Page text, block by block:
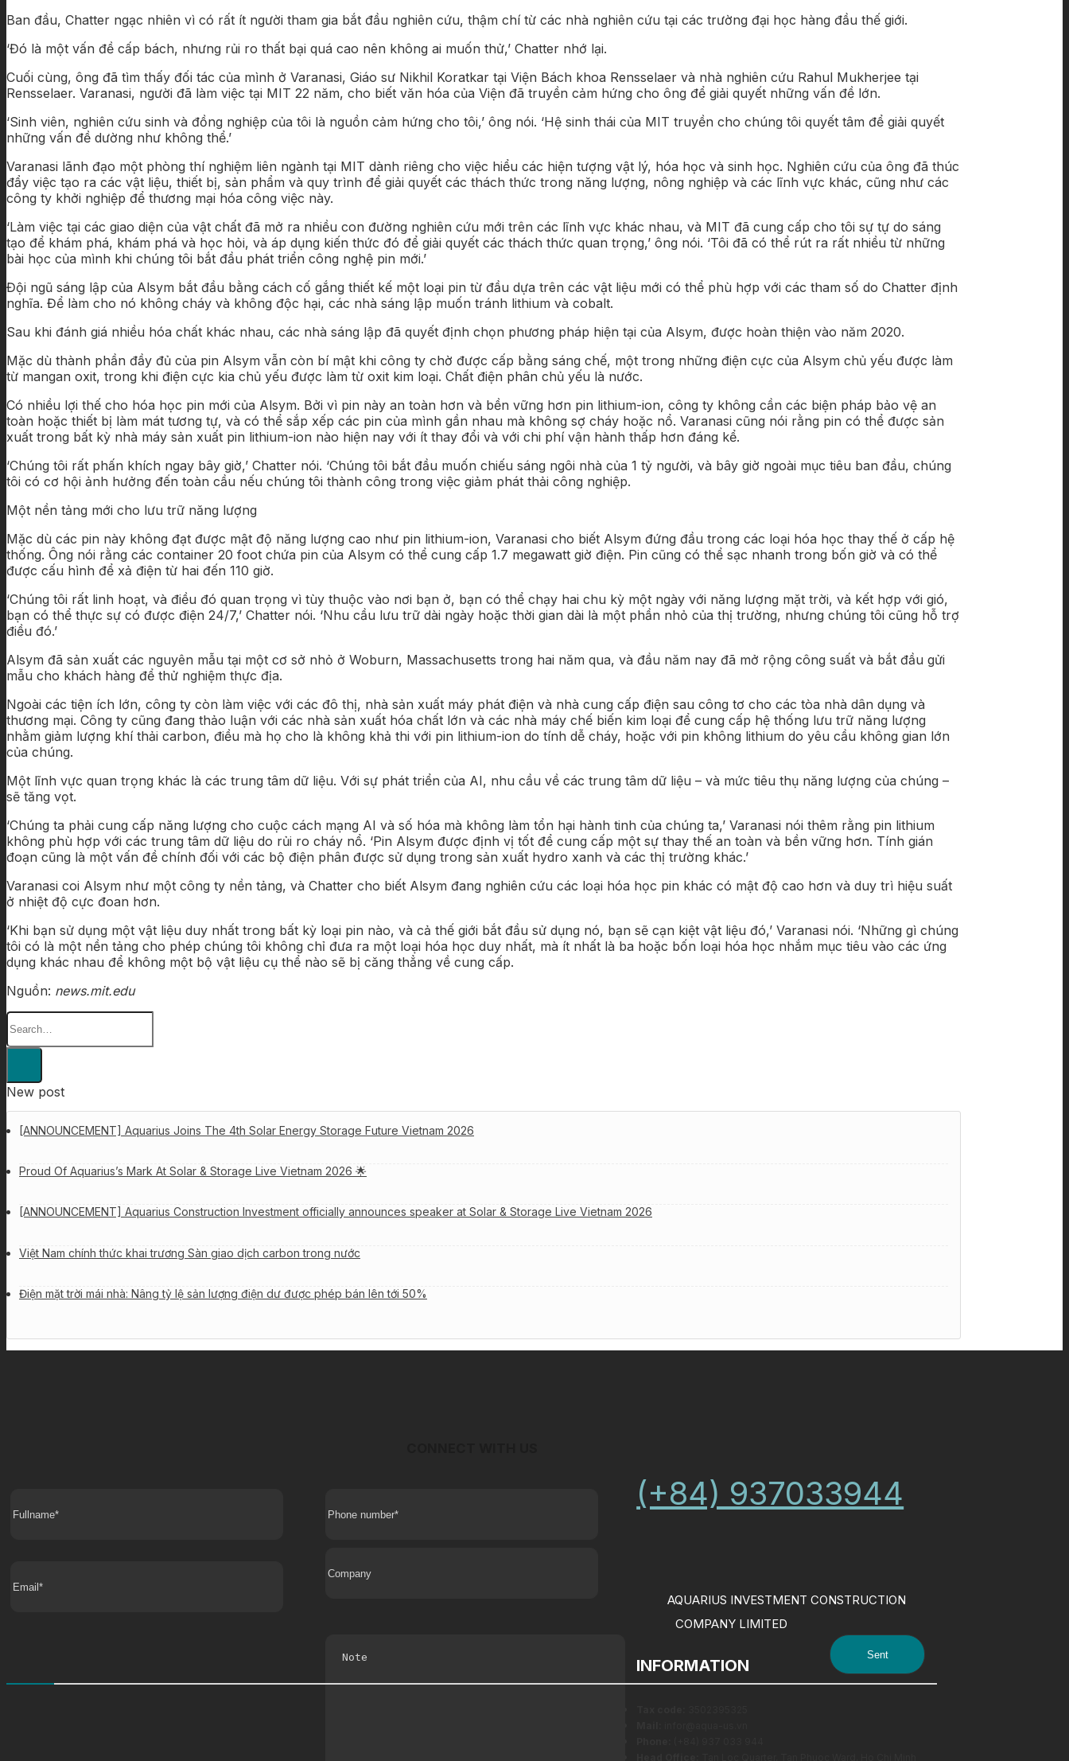
Ban đầu, Chatter ngạc nhiên vì có rất ít người tham gia bắt đầu nghiên cứu, thậm chí từ các nhà nghiên cứu tại các trường đại học hàng đầu thế giới.
‘Đó là một vấn đề cấp bách, nhưng rủi ro thất bại quá cao nên không ai muốn thử,’ Chatter nhớ lại.
Cuối cùng, ông đã tìm thấy đối tác của mình ở Varanasi, Giáo sư Nikhil Koratkar tại Viện Bách khoa Rensselaer và nhà nghiên cứu Rahul Mukherjee tại
Rensselaer. Varanasi, người đã làm việc tại MIT 22 năm, cho biết văn hóa của Viện đã truyền cảm hứng cho ông để giải quyết những vấn đề lớn.
‘Sinh viên, nghiên cứu sinh và đồng nghiệp của tôi là nguồn cảm hứng cho tôi,’ ông nói. ‘Hệ sinh thái của MIT truyền cho chúng tôi quyết tâm để giải quyết
những vấn đề dường như không thể.’
Varanasi lãnh đạo một phòng thí nghiệm liên ngành tại MIT dành riêng cho việc hiểu các hiện tượng vật lý, hóa học và sinh học. Nghiên cứu của ông đã thúc
đẩy việc tạo ra các vật liệu, thiết bị, sản phẩm và quy trình để giải quyết các thách thức trong năng lượng, nông nghiệp và các lĩnh vực khác, cũng như các
công ty khởi nghiệp để thương mại hóa công việc này.
‘Làm việc tại các giao diện của vật chất đã mở ra nhiều con đường nghiên cứu mới trên các lĩnh vực khác nhau, và MIT đã cung cấp cho tôi sự tự do sáng
tạo để khám phá, khám phá và học hỏi, và áp dụng kiến thức đó để giải quyết các thách thức quan trọng,’ ông nói. ‘Tôi đã có thể rút ra rất nhiều từ những
bài học của mình khi chúng tôi bắt đầu phát triển công nghệ pin mới.’
Đội ngũ sáng lập của Alsym bắt đầu bằng cách cố gắng thiết kế một loại pin từ đầu dựa trên các vật liệu mới có thể phù hợp với các tham số do Chatter định
nghĩa. Để làm cho nó không cháy và không độc hại, các nhà sáng lập muốn tránh lithium và cobalt.
Sau khi đánh giá nhiều hóa chất khác nhau, các nhà sáng lập đã quyết định chọn phương pháp hiện tại của Alsym, được hoàn thiện vào năm 2020.
Mặc dù thành phần đầy đủ của pin Alsym vẫn còn bí mật khi công ty chờ được cấp bằng sáng chế, một trong những điện cực của Alsym chủ yếu được làm
từ mangan oxit, trong khi điện cực kia chủ yếu được làm từ oxit kim loại. Chất điện phân chủ yếu là nước.
Có nhiều lợi thế cho hóa học pin mới của Alsym. Bởi vì pin này an toàn hơn và bền vững hơn pin lithium-ion, công ty không cần các biện pháp bảo vệ an
toàn hoặc thiết bị làm mát tương tự, và có thể sắp xếp các pin của mình gần nhau mà không sợ cháy hoặc nổ. Varanasi cũng nói rằng pin có thể được sản
xuất trong bất kỳ nhà máy sản xuất pin lithium-ion nào hiện nay với ít thay đổi và với chi phí vận hành thấp hơn đáng kể.
‘Chúng tôi rất phấn khích ngay bây giờ,’ Chatter nói. ‘Chúng tôi bắt đầu muốn chiếu sáng ngôi nhà của 1 tỷ người, và bây giờ ngoài mục tiêu ban đầu, chúng
tôi có cơ hội ảnh hưởng đến toàn cầu nếu chúng tôi thành công trong việc giảm phát thải công nghiệp.
Một nền tảng mới cho lưu trữ năng lượng
Mặc dù các pin này không đạt được mật độ năng lượng cao như pin lithium-ion, Varanasi cho biết Alsym đứng đầu trong các loại hóa học thay thế ở cấp hệ
thống. Ông nói rằng các container 20 foot chứa pin của Alsym có thể cung cấp 1.7 megawatt giờ điện. Pin cũng có thể sạc nhanh trong bốn giờ và có thể
được cấu hình để xả điện từ hai đến 110 giờ.
‘Chúng tôi rất linh hoạt, và điều đó quan trọng vì tùy thuộc vào nơi bạn ở, bạn có thể chạy hai chu kỳ một ngày với năng lượng mặt trời, và kết hợp với gió,
bạn có thể thực sự có được điện 24/7,’ Chatter nói. ‘Nhu cầu lưu trữ dài ngày hoặc thời gian dài là một phần nhỏ của thị trường, nhưng chúng tôi cũng hỗ trợ
điều đó.’
Alsym đã sản xuất các nguyên mẫu tại một cơ sở nhỏ ở Woburn, Massachusetts trong hai năm qua, và đầu năm nay đã mở rộng công suất và bắt đầu gửi
mẫu cho khách hàng để thử nghiệm thực địa.
Ngoài các tiện ích lớn, công ty còn làm việc với các đô thị, nhà sản xuất máy phát điện và nhà cung cấp điện sau công tơ cho các tòa nhà dân dụng và
thương mại. Công ty cũng đang thảo luận với các nhà sản xuất hóa chất lớn và các nhà máy chế biến kim loại để cung cấp hệ thống lưu trữ năng lượng
nhằm giảm lượng khí thải carbon, điều mà họ cho là không khả thi với pin lithium-ion do tính dễ cháy, hoặc với pin không lithium do yêu cầu không gian lớn
của chúng.
Một lĩnh vực quan trọng khác là các trung tâm dữ liệu. Với sự phát triển của AI, nhu cầu về các trung tâm dữ liệu – và mức tiêu thụ năng lượng của chúng –
sẽ tăng vọt.
‘Chúng ta phải cung cấp năng lượng cho cuộc cách mạng AI và số hóa mà không làm tổn hại hành tinh của chúng ta,’ Varanasi nói thêm rằng pin lithium
không phù hợp với các trung tâm dữ liệu do rủi ro cháy nổ. ‘Pin Alsym được định vị tốt để cung cấp một sự thay thế an toàn và bền vững hơn. Tính gián
đoạn cũng là một vấn đề chính đối với các bộ điện phân được sử dụng trong sản xuất hydro xanh và các thị trường khác.’
Varanasi coi Alsym như một công ty nền tảng, và Chatter cho biết Alsym đang nghiên cứu các loại hóa học pin khác có mật độ cao hơn và duy trì hiệu suất
ở nhiệt độ cực đoan hơn.
‘Khi bạn sử dụng một vật liệu duy nhất trong bất kỳ loại pin nào, và cả thế giới bắt đầu sử dụng nó, bạn sẽ cạn kiệt vật liệu đó,’ Varanasi nói. ‘Những gì chúng
tôi có là một nền tảng cho phép chúng tôi không chỉ đưa ra một loại hóa học duy nhất, mà ít nhất là ba hoặc bốn loại hóa học nhắm mục tiêu vào các ứng
dụng khác nhau để không một bộ vật liệu cụ thể nào sẽ bị căng thẳng về cung cấp.
Nguồn: news.mit.edu
New post
[ANNOUNCEMENT] Aquarius Joins The 4th Solar Energy Storage Future Vietnam 2026
Proud Of Aquarius’s Mark At Solar & Storage Live Vietnam 2026 🌟
[ANNOUNCEMENT] Aquarius Construction Investment officially announces speaker at Solar & Storage Live Vietnam 2026
Việt Nam chính thức khai trương Sàn giao dịch carbon trong nước
Điện mặt trời mái nhà: Nâng tỷ lệ sản lượng điện dư được phép bán lên tới 50%
(+84) 937033944
AQUARIUS INVESTMENT CONSTRUCTION
COMPANY LIMITED
INFORMATION